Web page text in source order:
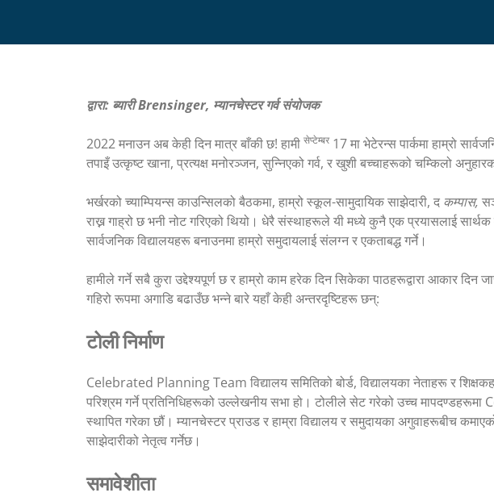
द्वारा: ब्यारी Brensinger, म्यानचेस्टर गर्व संयोजक
2022 मनाउन अब केही दिन मात्र बाँकी छ! हामी सेप्टेम्बर17 मा भेटेरन्स पार्कमा हाम्रो
तपाइँ उत्कृष्ट खाना, प्रत्यक्ष मनोरञ्जन, सुन्निएको गर्व, र खुशी बच्चाहरूको चम्किलो
भर्खरको च्याम्पियन्स काउन्सिलको बैठकमा, हाम्रो स्कूल-सामुदायिक साझेदारी, द कम्पास,
राख्न गाह्रो छ भनी नोट गरिएको थियो। धेरै संस्थाहरूले यी मध्ये कुनै एक प्रयासलाई
सार्वजनिक विद्यालयहरू बनाउनमा हाम्रो समुदायलाई संलग्न र एकताबद्ध गर्ने।
हामीले गर्ने सबै कुरा उद्देश्यपूर्ण छ र हाम्रो काम हरेक दिन सिकेका पाठहरूद्वारा आकार
गहिरो रूपमा अगाडि बढाउँछ भन्ने बारे यहाँ केही अन्तरदृष्टिहरू छन्:
टोली निर्माण
Celebrated Planning Team विद्यालय समितिको बोर्ड, विद्यालयका नेताहरू र
परिश्रम गर्ने प्रतिनिधिहरूको उल्लेखनीय सभा हो। टोलीले सेट गरेको उच्च मापदण्डहरूमा
स्थापित गरेका छौं। म्यानचेस्टर प्राउड र हाम्रा विद्यालय र समुदायका अगुवाहरूबीच
साझेदारीको नेतृत्व गर्नेछ।
समावेशीता